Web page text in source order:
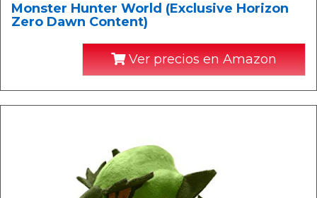
Monster Hunter World (Exclusive Horizon
Zero Dawn Content)
Ver precios en Amazon